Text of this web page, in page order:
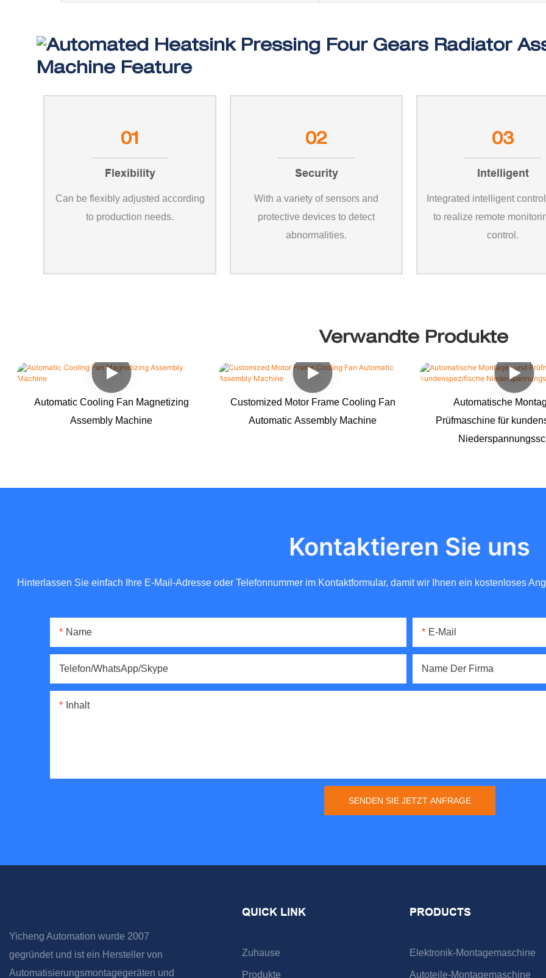
Machine Feature
01
Flexibility
Can be flexibly adjusted according
to production needs.
02
Security
With a variety of sensors and
protective devices to detect
abnormalities.
03
Intelligent
Integrated intelligent
to realize remote
control.
Verwandte Produkte
Automatic Cooling Fan Magnetizing
Assembly Machine
Customized Motor Frame Cooling Fan
Automatic Assembly Machine
Automatische
Prüfmaschine für
Kontaktieren Sie uns
Hinterlassen Sie einfach Ihre E-Mail-Adresse oder Telefonnummer im Kontaktformular, damit wir Ihnen ein kostenloses
Name E-Mail
Telefon/WhatsApp/Skype Name Der Firma
Inhalt
SENDEN SIE JETZT ANFRAGE
Yicheng Automation wurde 2007
gegründet und ist ein Hersteller von
Automatisierungsmontagegeräten und
QUICK LINK
Zuhause
Produkte
PRODUCTS
Elektronik-Montagemaschine
Autoteile-Montagemaschine